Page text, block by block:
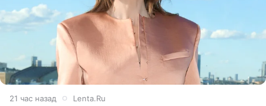
21 час назад Lenta.Ru